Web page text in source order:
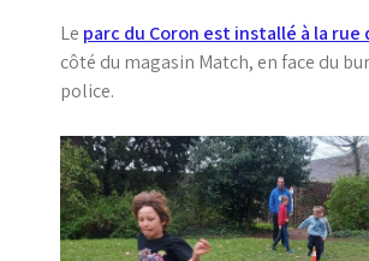
Le parc du Coron est installé à la rue
côté du magasin Match, en face du
police.